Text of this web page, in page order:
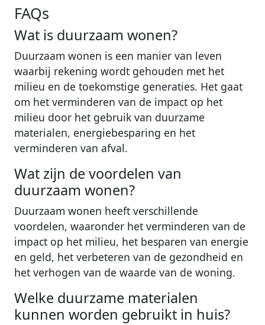
FAQs
Wat is duurzaam wonen?
Duurzaam wonen is een manier van leven
waarbij rekening wordt gehouden met het
milieu en de toekomstige generaties. Het gaat
om het verminderen van de impact op het
milieu door het gebruik van duurzame
materialen, energiebesparing en het
verminderen van afval.
Wat zijn de voordelen van
duurzaam wonen?
Duurzaam wonen heeft verschillende
voordelen, waaronder het verminderen van de
impact op het milieu, het besparen van energie
en geld, het verbeteren van de gezondheid en
het verhogen van de waarde van de woning.
Welke duurzame materialen
kunnen worden gebruikt in huis?